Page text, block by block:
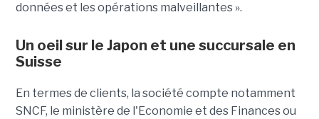
données et les opérations malveillantes ».
Un oeil sur le Japon et une succursale en
Suisse
En termes de clients, la société compte notamment
SNCF, le ministère de l'Economie et des Finances ou